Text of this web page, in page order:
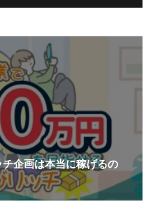
企画は本当に稼げるの